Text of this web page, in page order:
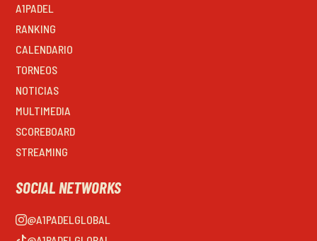
A1PADEL
RANKING
CALENDARIO
TORNEOS
NOTICIAS
MULTIMEDIA
SCOREBOARD
STREAMING
SOCIAL NETWORKS
@A1PADELGLOBAL